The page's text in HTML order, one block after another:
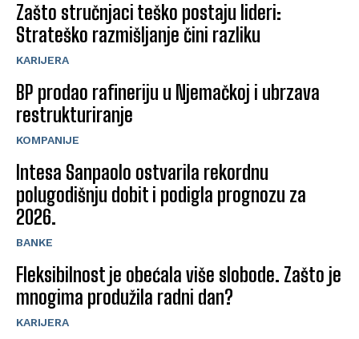
Zašto stručnjaci teško postaju lideri:
Strateško razmišljanje čini razliku
KARIJERA
BP prodao rafineriju u Njemačkoj i ubrzava
restrukturiranje
KOMPANIJE
Intesa Sanpaolo ostvarila rekordnu
polugodišnju dobit i podigla prognozu za
2026.
BANKE
Fleksibilnost je obećala više slobode. Zašto je
mnogima produžila radni dan?
KARIJERA